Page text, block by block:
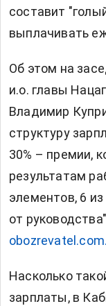
составит
выплачивать
Об этом на
и.о. главы
Владимир
структуру
30% – премии,
результатам
элементов, 6
от
obozrevatel.com.
Насколько
зарплаты, в